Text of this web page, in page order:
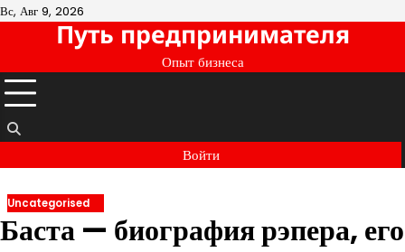
Перейти
содержимому
Вс, Авг 9, 2026
Путь предпринимателя
Опыт бизнеса
Войти
Uncategorised
Баста — биография рэпера, его